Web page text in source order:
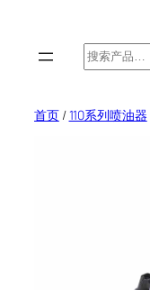
搜
索
首页/110系列喷油器